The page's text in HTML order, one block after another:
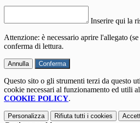
Inserire qui la
Attenzione: è necessario aprire l'allegato
conferma di lettura.
Annulla Conferma
Questo sito o gli strumenti terzi da questo
cookie necessari al funzionamento ed utili
COOKIE POLICY.
Personalizza Rifiuta tutti i cookies